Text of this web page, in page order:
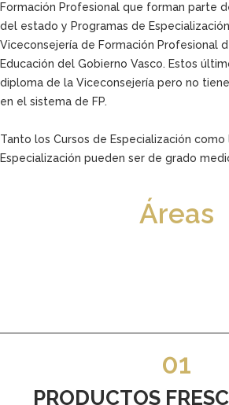
Formación Profesional que forman parte
del estado y Programas de
Viceconsejería de Formación Profesional
Educación del Gobierno Vasco. Estos
diploma de la Viceconsejería pero no
en el sistema de FP.
Tanto los Cursos de Especialización como
Especialización pueden ser de grado
Áreas
01
PRODUCTOS